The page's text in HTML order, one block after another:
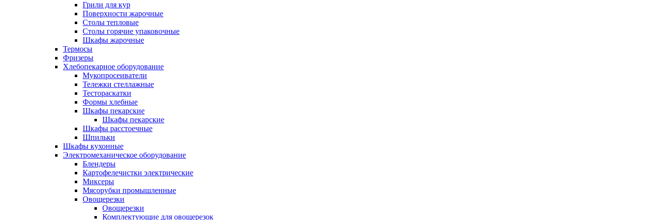
Грили для кур
Поверхности жарочные
Столы тепловые
Столы горячие упаковочные
Шкафы жарочные
Термосы
Фризеры
Хлебопекарное оборудование
Мукопросеиватели
Тележки стеллажные
Тестораскатки
Формы хлебные
Шкафы пекарские
Шкафы пекарские
Шкафы расстоечные
Шпильки
Шкафы кухонные
Электромеханическое оборудование
Блендеры
Картофелечистки электрические
Миксеры
Мясорубки промышленные
Овощерезки
Овощерезки
Комплектующие для овощерезок